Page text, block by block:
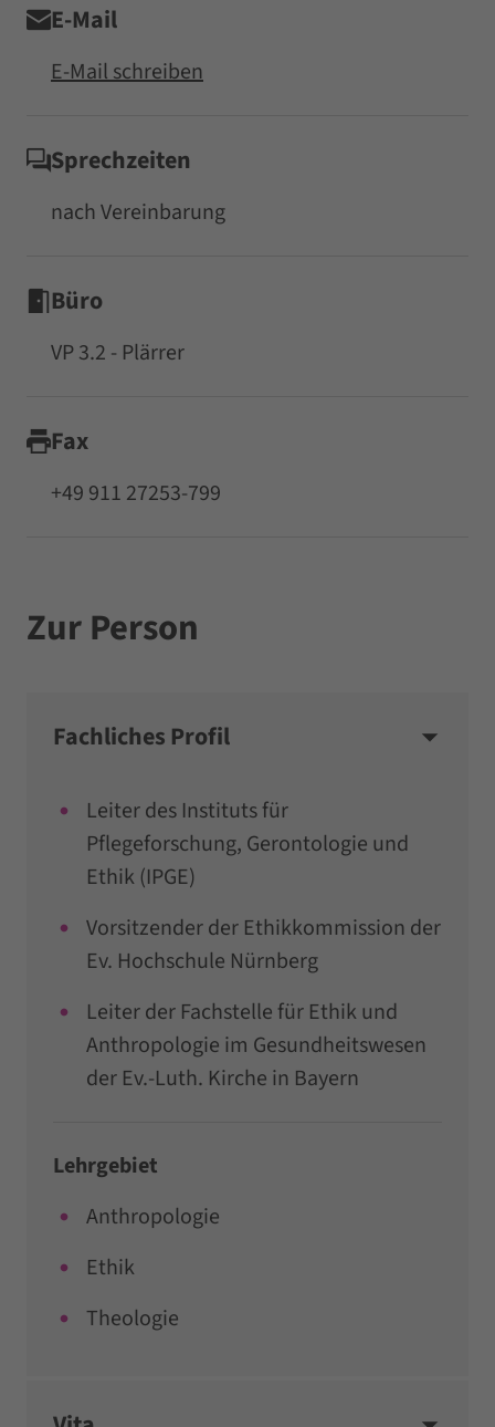
E-Mail
E-Mail schreiben
Sprechzeiten
nach Vereinbarung
Büro
VP 3.2 - Plärrer
Fax
+49 911 27253-799
Zur Person
Fachliches Profil
Leiter des Instituts für
Pflegeforschung, Gerontologie und
Ethik (IPGE)
Vorsitzender der Ethikkommission der
Ev. Hochschule Nürnberg
Leiter der Fachstelle für Ethik und
Anthropologie im Gesundheitswesen
der Ev.-Luth. Kirche in Bayern
Lehrgebiet
Anthropologie
Ethik
Theologie